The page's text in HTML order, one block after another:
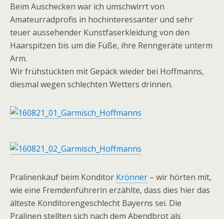
Beim Auschecken war ich umschwirrt von
Amateurradprofis in hochinteressanter und sehr
teuer aussehender Kunstfaserkleidung von den
Haarspitzen bis um die Füße, ihre Renngeräte unterm
Arm.
Wir frühstückten mit Gepäck wieder bei Hoffmanns,
diesmal wegen schlechten Wetters drinnen.
Pralinenkauf beim Konditor Krönner – wir hörten mit,
wie eine Fremdenführerin erzählte, dass dies hier das
älteste Konditorengeschlecht Bayerns sei. Die
Pralinen stellten sich nach dem Abendbrot als